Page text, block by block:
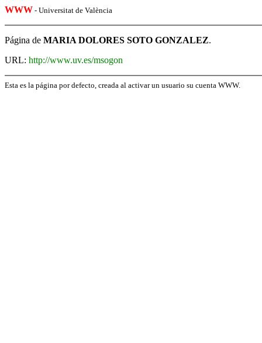
WWW - Universitat de València
Página de MARIA DOLORES SOTO GONZALEZ.
URL: http://www.uv.es/msogon
Esta es la página por defecto, creada al activar un usuario su cuenta WWW.